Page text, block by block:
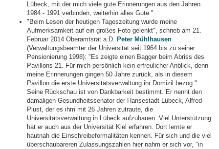
Lübeck, mit der mich viele gute Erinnerungen aus den Jahren
1984 - 1991 verbinden, weiterhin alles Gute."
"Beim Lesen der heutigen Tageszeitung wurde meine
Aufmerksamkeit auf ein großes Foto gelenkt", schrieb am 21.
Februar 2014 Oberamtsrat a.D. Peter Mühlhausen
(Verwaltungsbeamter der Universität seit 1964 bis zu seiner
Pensionierung 1998): "Es zeigte einen Bagger beim Abriss des
Pavillons 21. Für mich persönlich kein erfreulicher Anblick, denn
meine Erinnerungen gingen 50 Jahre zurück, als in diesem
Pavillon die erste Universitätsverwaltung ihr Domizil bezog."
Seine Rückschau ist von Dankbarkeit bestimmt. Er nennt den
damaligen Gesundheitssenator der Hansestadt Lübeck, Alfred
Plust, der es ihm mit 26 Jahren zutraute, die
Universitätsverwaltung in Lübeck aufzubauen. Viel Unterstützung
hat er auch aus der Universität Kiel erfahren. Dort lernte er
hautnah die Einschreibeformalitäten kennen. Für sich und die viel
überschaubareren Zulassungszahlen hier nahm er sich vor, "in